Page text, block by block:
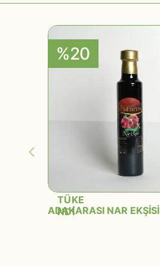
%20
TÜKE
NDİ
ADAKARASI NAR EKŞİSİ